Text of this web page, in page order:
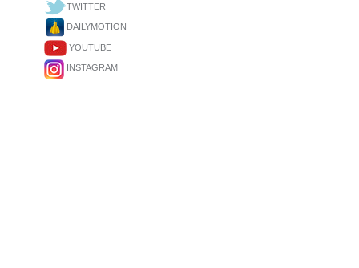
TWITTER
DAILYMOTION
YOUTUBE
INSTAGRAM